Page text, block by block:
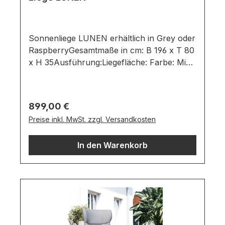
Sonnenliege LUNEN erhältlich in Grey oder
RaspberryGesamtmaße in cm: B 196 x T 80
x H 35Ausführung:Liegefläche: Farbe: Mid
aus:Auflagekissen in einem wetterfesten
SUNBRELLA StoffGestell im schwarzen
Aluminium mit einer Klappfunktion im
Kopfteil und integrierten RollenWichtige
abweichen. Deko oder andere Beimöbel
sind nicht enthalten. Abbildung kann
abweichen.
Regulärer Preis:
899,00 €
Preise inkl. MwSt. zzgl. Versandkosten
In den Warenkorb